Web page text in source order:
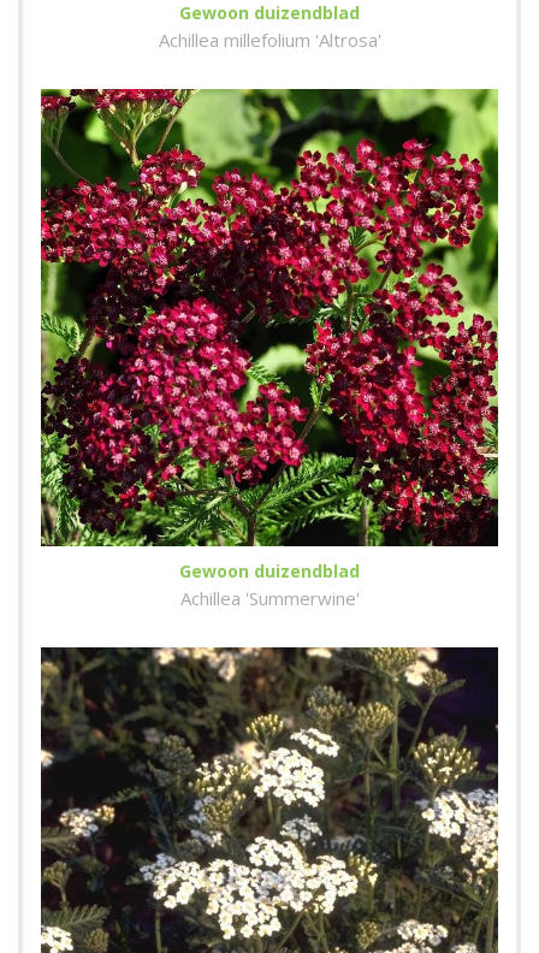
Gewoon duizendblad
Achillea millefolium 'Altrosa'
Gewoon duizendblad
Achillea 'Summerwine'